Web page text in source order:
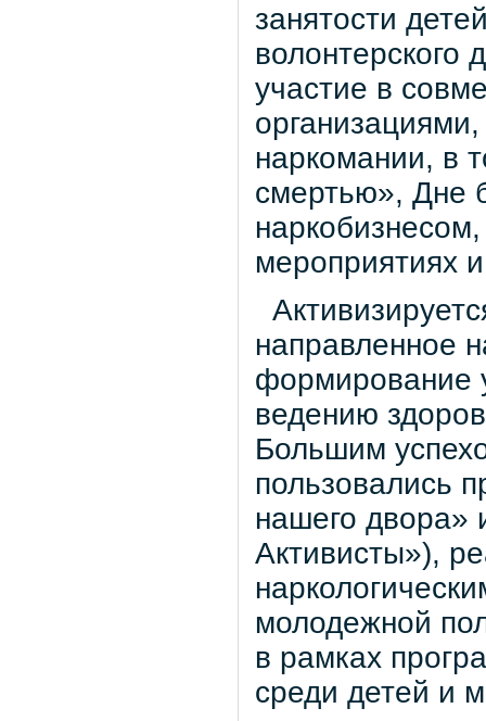
занятости
участие в
наркомании, в
смертью», Дне
мероприятиях
направленное
формирование
ведению
Большим
пользовались
нашего двора»
Активисты»),
молодежной
в рамках
среди детей и